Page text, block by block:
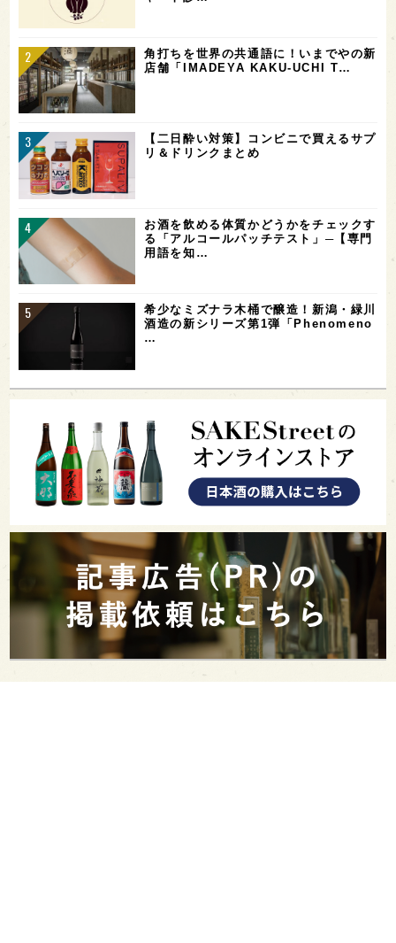
角打ちを世界の共通語に！いまでやの新
店舗「IMADEYA KAKU-UCHI T…
【二日酔い対策】コンビニで買えるサプ
リ＆ドリンクまとめ
お酒を飲める体質かどうかをチェックす
る「アルコールパッチテスト」─【専門
用語を知…
希少なミズナラ木桶で醸造！新潟・緑川
酒造の新シリーズ第1弾「Phenomeno
…